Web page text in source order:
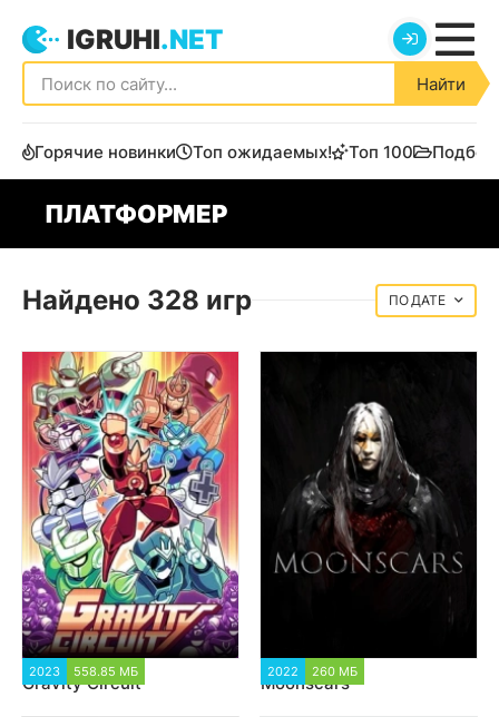
IGRUHI.NET
Найти
Горячие новинки Топ ожидаемых! Топ 100
ПЛАТФОРМЕР
Найдено 328 игр ДАТЕ
2023 558.85 МБ
Gravity Circuit
2022 260 МБ
Moonscars